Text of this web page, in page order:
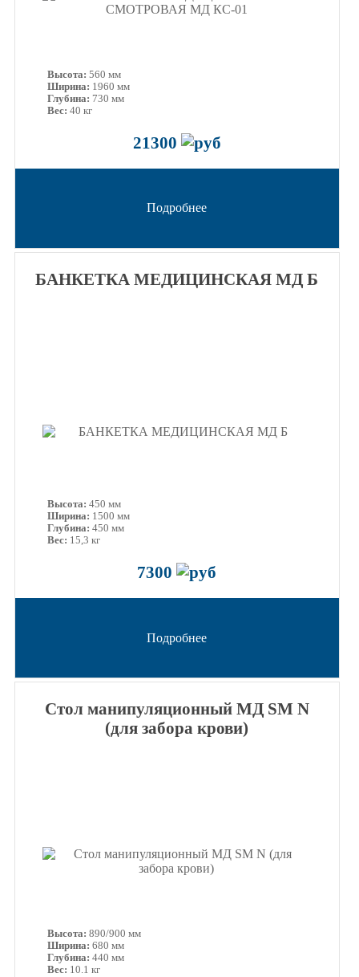
Высота: 560 мм
Ширина: 1960 мм
Глубина: 730 мм
Вес: 40 кг
21300
Подробнее
БАНКЕТКА МЕДИЦИНСКАЯ МД Б
Высота: 450 мм
Ширина: 1500 мм
Глубина: 450 мм
Вес: 15,3 кг
7300
Подробнее
Стол манипуляционный МД SM N
(для забора крови)
Высота: 890/900 мм
Ширина: 680 мм
Глубина: 440 мм
Вес: 10.1 кг